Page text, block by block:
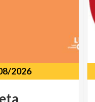
2026